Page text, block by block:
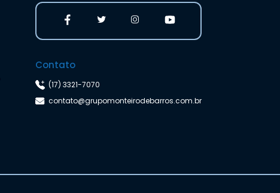
Contato
(17) 3321-7070
contato@grupomonteirodebarros.com.br